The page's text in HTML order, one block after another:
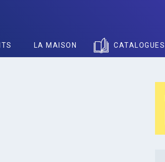
LA MAISON CATALOGUES